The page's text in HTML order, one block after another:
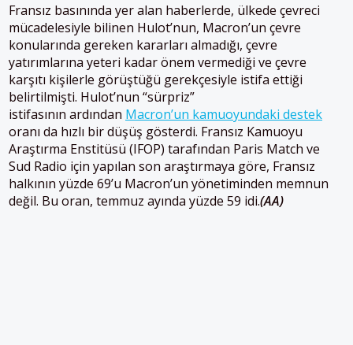
Fransız basınında yer alan haberlerde, ülkede çevreci
mücadelesiyle bilinen Hulot’nun, Macron’un çevre
konularında gereken kararları almadığı, çevre
yatırımlarına yeteri kadar önem vermediği ve çevre
karşıtı kişilerle görüştüğü gerekçesiyle istifa ettiği
belirtilmişti. Hulot’nun “sürpriz”
istifasının ardından Macron’un kamuoyundaki destek
oranı da hızlı bir düşüş gösterdi. Fransız Kamuoyu
Araştırma Enstitüsü (IFOP) tarafından Paris Match ve
Sud Radio için yapılan son araştırmaya göre, Fransız
halkının yüzde 69’u Macron’un yönetiminden memnun
değil. Bu oran, temmuz ayında yüzde 59 idi.(AA)